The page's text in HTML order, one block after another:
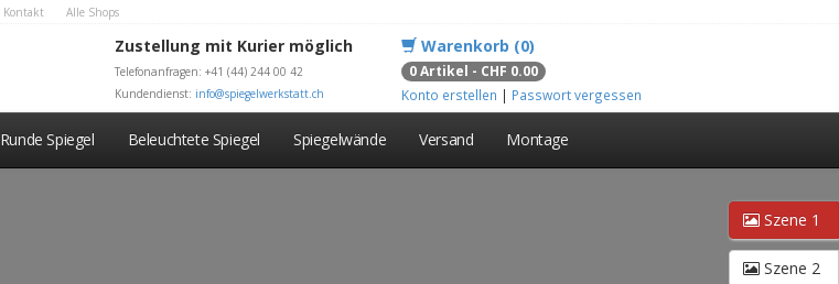
Kontakt Alle Shops
Zustellung mit Kurier möglich
Telefonanfragen: +41 (44) 244 00 42
Kundendienst: info@spiegelwerkstatt.ch
Warenkorb (0)
0 Artikel - CHF 0.00
Konto erstellen | Passwort vergessen
Runde Spiegel Beleuchtete Spiegel Spiegelwände Versand Montage
Szene 1
Szene 2